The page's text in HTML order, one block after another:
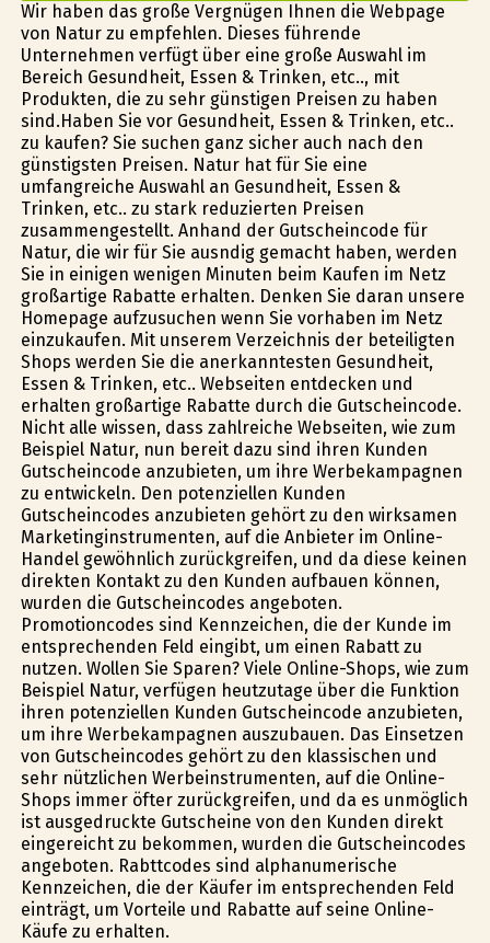
Wir haben das große Vergnügen Ihnen die Webpage
von Natur zu empfehlen. Dieses führende
Unternehmen verfügt über eine große Auswahl im
Bereich Gesundheit, Essen & Trinken, etc.., mit
Produkten, die zu sehr günstigen Preisen zu haben
sind.Haben Sie vor Gesundheit, Essen & Trinken, etc..
zu kaufen? Sie suchen ganz sicher auch nach den
günstigsten Preisen. Natur hat für Sie eine
umfangreiche Auswahl an Gesundheit, Essen &
Trinken, etc.. zu stark reduzierten Preisen
zusammengestellt. Anhand der Gutscheincode für
Natur, die wir für Sie ausfindig gemacht haben, werden
Sie in einigen wenigen Minuten beim Kaufen im Netz
großartige Rabatte erhalten. Denken Sie daran unsere
Homepage aufzusuchen wenn Sie vorhaben im Netz
einzukaufen. Mit unserem Verzeichnis der beteiligten
Shops werden Sie die anerkanntesten Gesundheit,
Essen & Trinken, etc.. Webseiten entdecken und
erhalten großartige Rabatte durch die Gutscheincode.
Nicht alle wissen, dass zahlreiche Webseiten, wie zum
Beispiel Natur, nun bereit dazu sind ihren Kunden
Gutscheincode anzubieten, um ihre Werbekampagnen
zu entwickeln. Den potenziellen Kunden
Gutscheincodes anzubieten gehört zu den wirksamen
Marketinginstrumenten, auf die Anbieter im Online-
Handel gewöhnlich zurückgreifen, und da diese keinen
direkten Kontakt zu den Kunden aufbauen können,
wurden die Gutscheincodes angeboten.
Promotioncodes sind Kennzeichen, die der Kunde im
entsprechenden Feld eingibt, um einen Rabatt zu
nutzen. Wollen Sie Sparen? Viele Online-Shops, wie zum
Beispiel Natur, verfügen heutzutage über die Funktion
ihren potenziellen Kunden Gutscheincode anzubieten,
um ihre Werbekampagnen auszubauen. Das Einsetzen
von Gutscheincodes gehört zu den klassischen und
sehr nützlichen Werbeinstrumenten, auf die Online-
Shops immer öfter zurückgreifen, und da es unmöglich
ist ausgedruckte Gutscheine von den Kunden direkt
eingereicht zu bekommen, wurden die Gutscheincodes
angeboten. Rabttcodes sind alphanumerische
Kennzeichen, die der Käufer im entsprechenden Feld
einträgt, um Vorteile und Rabatte auf seine Online-
Käufe zu erhalten.